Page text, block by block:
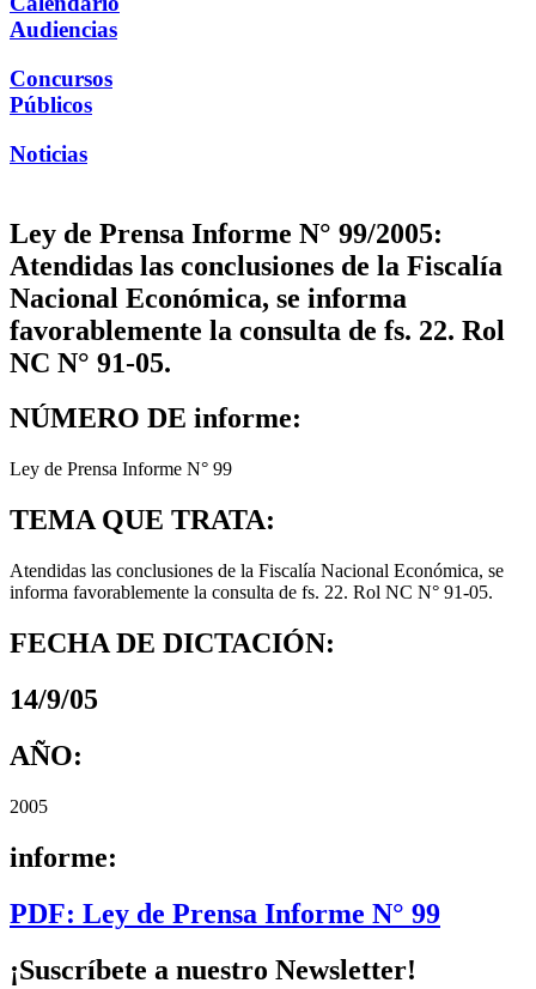
Audiencias
Concursos
Públicos
Noticias
Ley de Prensa Informe N° 99/2005:
Atendidas las conclusiones de la Fiscalía
Nacional Económica, se informa
favorablemente la consulta de fs. 22. Rol
NC N° 91-05.
NÚMERO DE informe:
Ley de Prensa Informe N° 99
TEMA QUE TRATA:
Atendidas las conclusiones de la Fiscalía Nacional Económica, se
informa favorablemente la consulta de fs. 22. Rol NC N° 91-05.
FECHA DE DICTACIÓN:
14/9/05
AÑO:
2005
informe:
PDF: Ley de Prensa Informe N° 99
¡Suscríbete a nuestro Newsletter!